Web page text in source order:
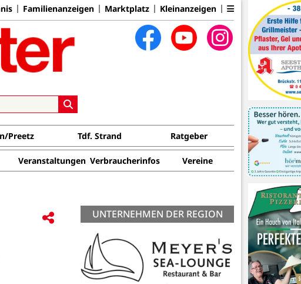
Familienanzeigen Marktplatz Kleinanzeigen
Preetz Tdf. Strand Ratgeber
Veranstaltungen Verbraucherinfos Vereine
UNTERNEHMEN DER REGION